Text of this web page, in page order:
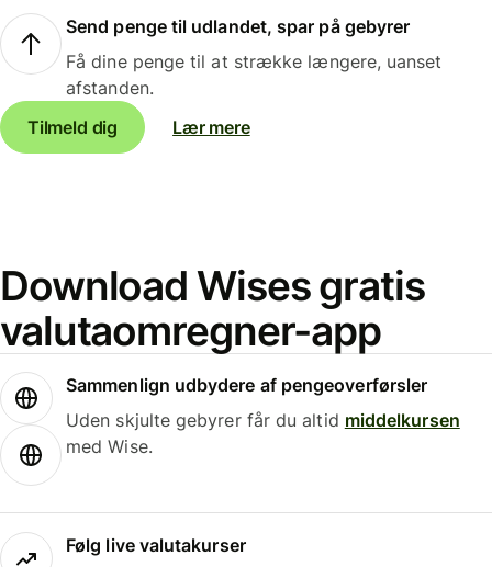
Send penge til udlandet, spar på gebyrer
Få dine penge til at strække længere, uanset
afstanden.
Tilmeld dig
Lær mere
Download Wises gratis
valutaomregner-app
Sammenlign udbydere af pengeoverførsler
Uden skjulte gebyrer får du altid middelkursen
med Wise.
Følg live valutakurser